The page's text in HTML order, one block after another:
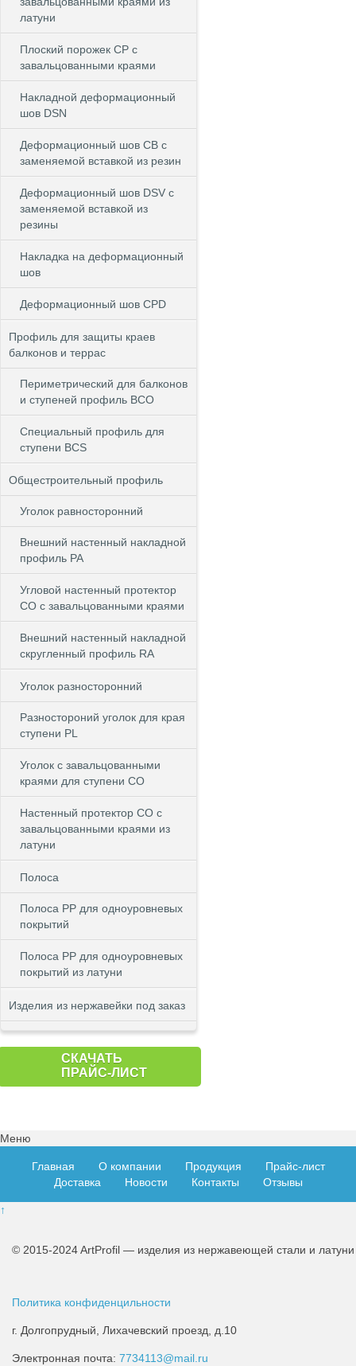
латуни
Плоский порожек СP с
завальцованными краями
Накладной деформационный
шов DSN
Деформационный шов CB c
заменяемой вставкой из резин
Деформационный шов DSV c
заменяемой вставкой из
резины
Накладка на деформационный
шов
Деформационный шов CPD
Профиль для защиты краев
балконов и террас
Периметрический для балконов
и ступеней профиль BCO
Специальный профиль для
ступени BCS
Общестроительный профиль
Уголок равносторонний
Внешний настенный накладной
профиль РА
Угловой настенный протектор
СО с завальцованными краями
Внешний настенный накладной
скругленный профиль RА
Уголок разносторонний
Разностороний уголок для края
ступени PL
Уголок с завальцованными
краями для ступени CO
Настенный протектор СО с
завальцованными краями из
латуни
Полоса
Полоса PP для одноуровневых
покрытий
Полоса PP для одноуровневых
покрытий из латуни
Изделия из нержавейки под заказ
СКАЧАТЬ
ПРАЙС-ЛИСТ
Меню
Главная О компании Продукция
Прайс-лист
Доставка
Новости Контакты Отзывы
↑
© 2015-2024 ArtProfil — изделия из нержавеющей стали и латуни
Политика конфиденцильности
г. Долгопрудный, Лихачевский проезд, д.10
Электронная почта: 7734113@mail.ru